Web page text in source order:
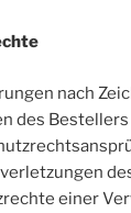
nach
des
einer